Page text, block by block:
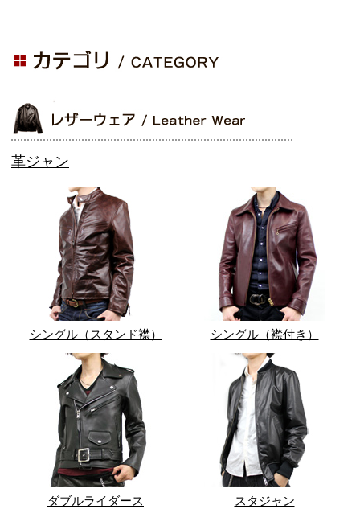
革ジャン
シングル（スタンド襟） シングル（襟付き）
ダブルライダース スタジャン